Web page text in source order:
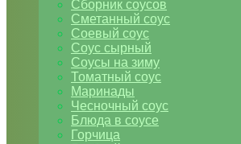
Сборник соусов
Сметанный соус
Соевый соус
Соус сырный
Соусы на зиму
Томатный соус
Маринады
Чесночный соус
Блюда в соусе
Горчица